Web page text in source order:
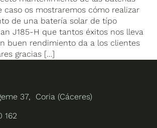
caso os mostraremos cómo realizar
de una batería solar de típo
J185-H que tantos éxitos nos lleva
buen rendimiento da a los clientes
gracias […]
37, Coria (Cáceres)
162